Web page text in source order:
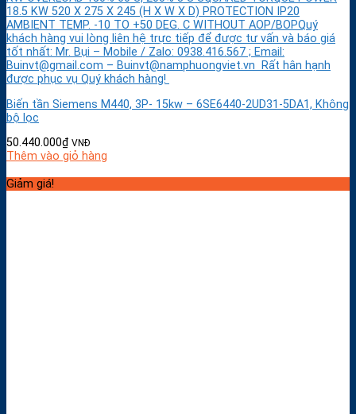
18.5 KW 520 X 275 X 245 (H X W X D) PROTECTION IP20
AMBIENT TEMP. -10 TO +50 DEG. C WITHOUT AOP/BOPQuý
khách hàng vui lòng liên hệ trực tiếp để được tư vấn và báo giá
tốt nhất: Mr. Bụi – Mobile / Zalo: 0938.416.567 ; Email:
Buinvt@gmail.com – Buinvt@namphuongviet.vn Rất hân hạnh
được phục vụ Quý khách hàng!
Biến tần Siemens M440, 3P- 15kw – 6SE6440-2UD31-5DA1, Không
bộ lọc
50.440.000₫ VNĐ
Thêm vào giỏ hàng
Giảm giá!